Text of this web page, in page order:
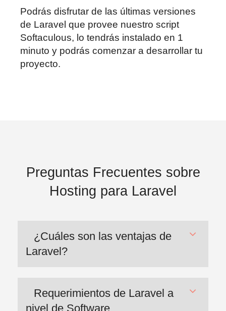
Podrás disfrutar de las últimas versiones
de Laravel que provee nuestro script
Softaculous, lo tendrás instalado en 1
minuto y podrás comenzar a desarrollar tu
proyecto.
Preguntas Frecuentes sobre
Hosting para Laravel
¿Cuáles son las ventajas de
Laravel?
Requerimientos de Laravel a
nivel de Software